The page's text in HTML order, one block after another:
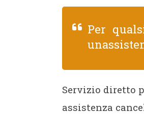
Per
Servizio diretto
assistenza